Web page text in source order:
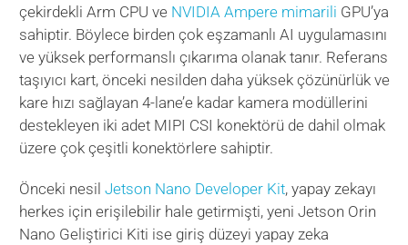
çekirdekli Arm CPU ve NVIDIA Ampere mimarili GPU’ya
sahiptir. Böylece birden çok eşzamanlı AI uygulamasını
ve yüksek performanslı çıkarıma olanak tanır. Referans
taşıyıcı kart, önceki nesilden daha yüksek çözünürlük ve
kare hızı sağlayan 4-lane’e kadar kamera modüllerini
destekleyen iki adet MIPI CSI konektörü de dahil olmak
üzere çok çeşitli konektörlere sahiptir.
Önceki nesilJetson Nano Developer Kit, yapay zekayı
herkes için erişilebilir hale getirmişti, yeni Jetson Orin
Nano Geliştirici Kiti ise giriş düzeyi yapay zeka